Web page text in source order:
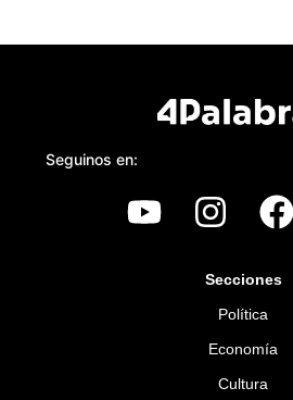
Seguinos en:
Secciones
Política
Economía
Cultura